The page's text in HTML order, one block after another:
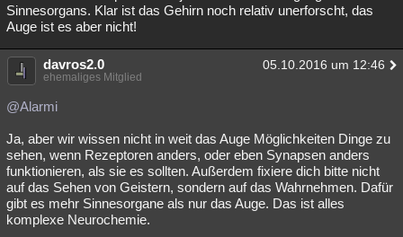
Sinnesorgans. Klar ist das Gehirn noch relativ unerforscht, das
Auge ist es aber nicht!
davros2.0 05.10.2016 um 12:46
ehemaliges Mitglied
@Alarmi
Ja, aber wir wissen nicht in weit das Auge Möglichkeiten Dinge zu
sehen, wenn Rezeptoren anders, oder eben Synapsen anders
funktionieren, als sie es sollten. Außerdem fixiere dich bitte nicht
auf das Sehen von Geistern, sondern auf das Wahrnehmen. Dafür
gibt es mehr Sinnesorgane als nur das Auge. Das ist alles
komplexe Neurochemie.